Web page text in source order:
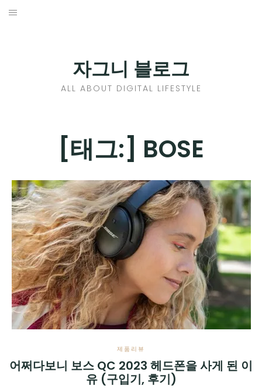
Skip
자그니 블로그
ALL ABOUT DIGITAL LIFESTYLE
[태그:] BOSE
제품리뷰
어쩌다보니 보스 QC 2023 헤드폰을 사게 된 이
유 (구입기, 후기)
CHILD
EXPAND
CHILD
MENU
신제품
EXPAND
CHILD
MENU
제품리뷰
EXPAND
CHILD
MENU